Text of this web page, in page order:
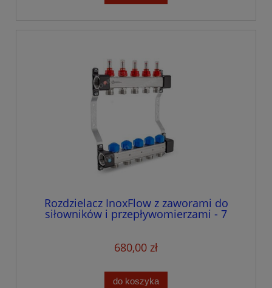
Rozdzielacz InoxFlow z zaworami do
siłowników i przepływomierzami - 7
obwodów
680,00 zł
do koszyka